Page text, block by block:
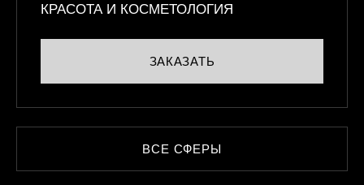
КРАСОТА И КОСМЕТОЛОГИЯ
ЗАКАЗАТЬ
ВСЕ СФЕРЫ